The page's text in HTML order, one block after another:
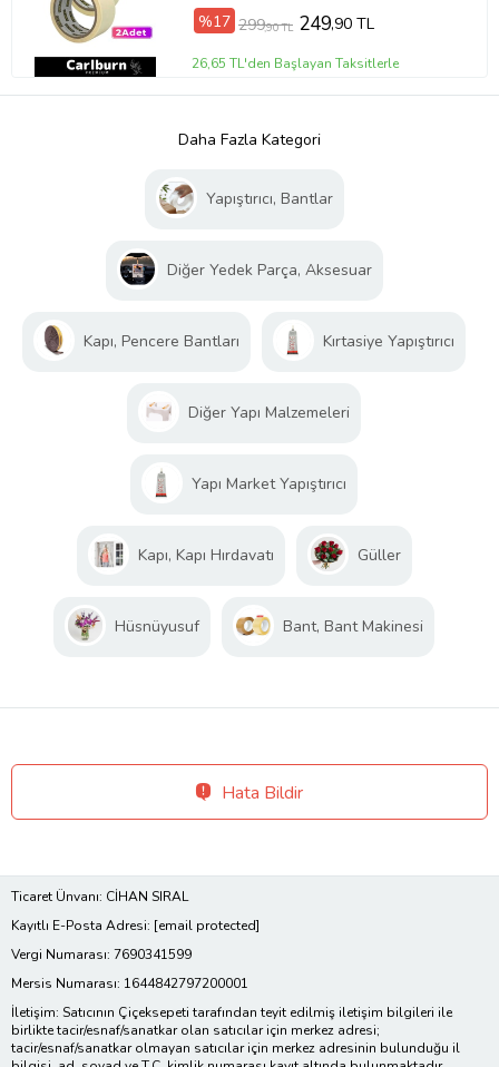
%17 299,90 TL 249,90 TL
26,65 TL'den Başlayan Taksitlerle
Daha Fazla Kategori
Yapıştırıcı, Bantlar
Diğer Yedek Parça, Aksesuar
Kapı, Pencere Bantları Kırtasiye Yapıştırıcı
Diğer Yapı Malzemeleri
Yapı Market Yapıştırıcı
Kapı, Kapı Hırdavatı Güller
Hüsnüyusuf Bant, Bant Makinesi
Hata Bildir
Ticaret Ünvanı: CİHAN SIRAL
Kayıtlı E-Posta Adresi: [email protected]
Vergi Numarası: 7690341599
Mersis Numarası: 1644842797200001
İletişim: Satıcının Çiçeksepeti tarafından teyit edilmiş iletişim bilgileri ile
birlikte tacir/esnaf/sanatkar olan satıcılar için merkez adresi;
tacir/esnaf/sanatkar olmayan satıcılar için merkez adresinin bulunduğu il